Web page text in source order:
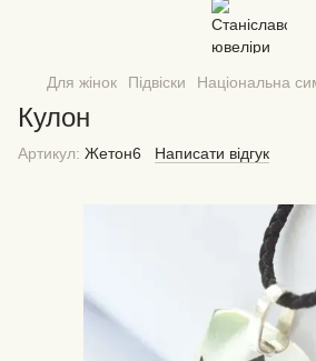
Для жінок Підвіски Національна
Кулон
Артикул: Жетон6 Написати відгук